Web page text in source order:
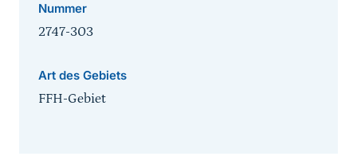
Nummer
2747-303
Art des Gebiets
FFH-Gebiet